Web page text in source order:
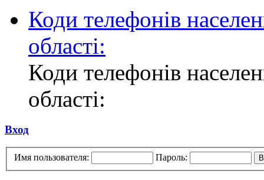
Коди телефонів
області:
Коди телефонів
області:
Вход
Имя пользователя: Пароль: